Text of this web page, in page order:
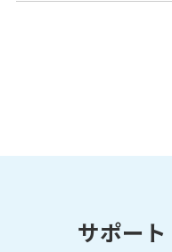
サポー